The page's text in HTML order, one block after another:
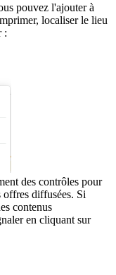
pouvez l'ajouter à
localiser le lieu
:
des contrôles pour
diffusées. Si
contenus
en cliquant sur